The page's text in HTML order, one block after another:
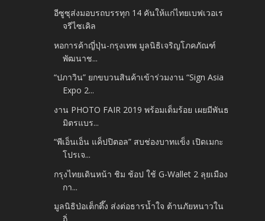
อีซูซุส่งมอบรถบรรทุก 14 คันให้แก่ไทยเบฟเวอเร
จรีไซเคิล
หอการค้าญี่ปุ่น-กรุงเทพ มูลนิธิเจริญโภคภัณฑ์
พัฒนาช...
“ปภาวิน” ยกขบวนสินค้าเข้าร่วมงาน “Sign Asia
Expo 2...
งาน PHOTO FAIR 2019 พร้อมเต็มร้อย เผยมีพันธ
มิตรแบร...
“พีเอ็นเอ็น แค็ปปิตอล” สบช่องบาทแข็ง เปิดเมกะ
โปรเจ...
กรุงไทยเดินหน้า ชิม ช้อป ใช้ G-Wallet 2 ลุยเมือง
กา...
มูลนิธิป่อเต็กตึ๊ง ส่งต่อธารน้ำใจ ต้านภัยหนาวใน